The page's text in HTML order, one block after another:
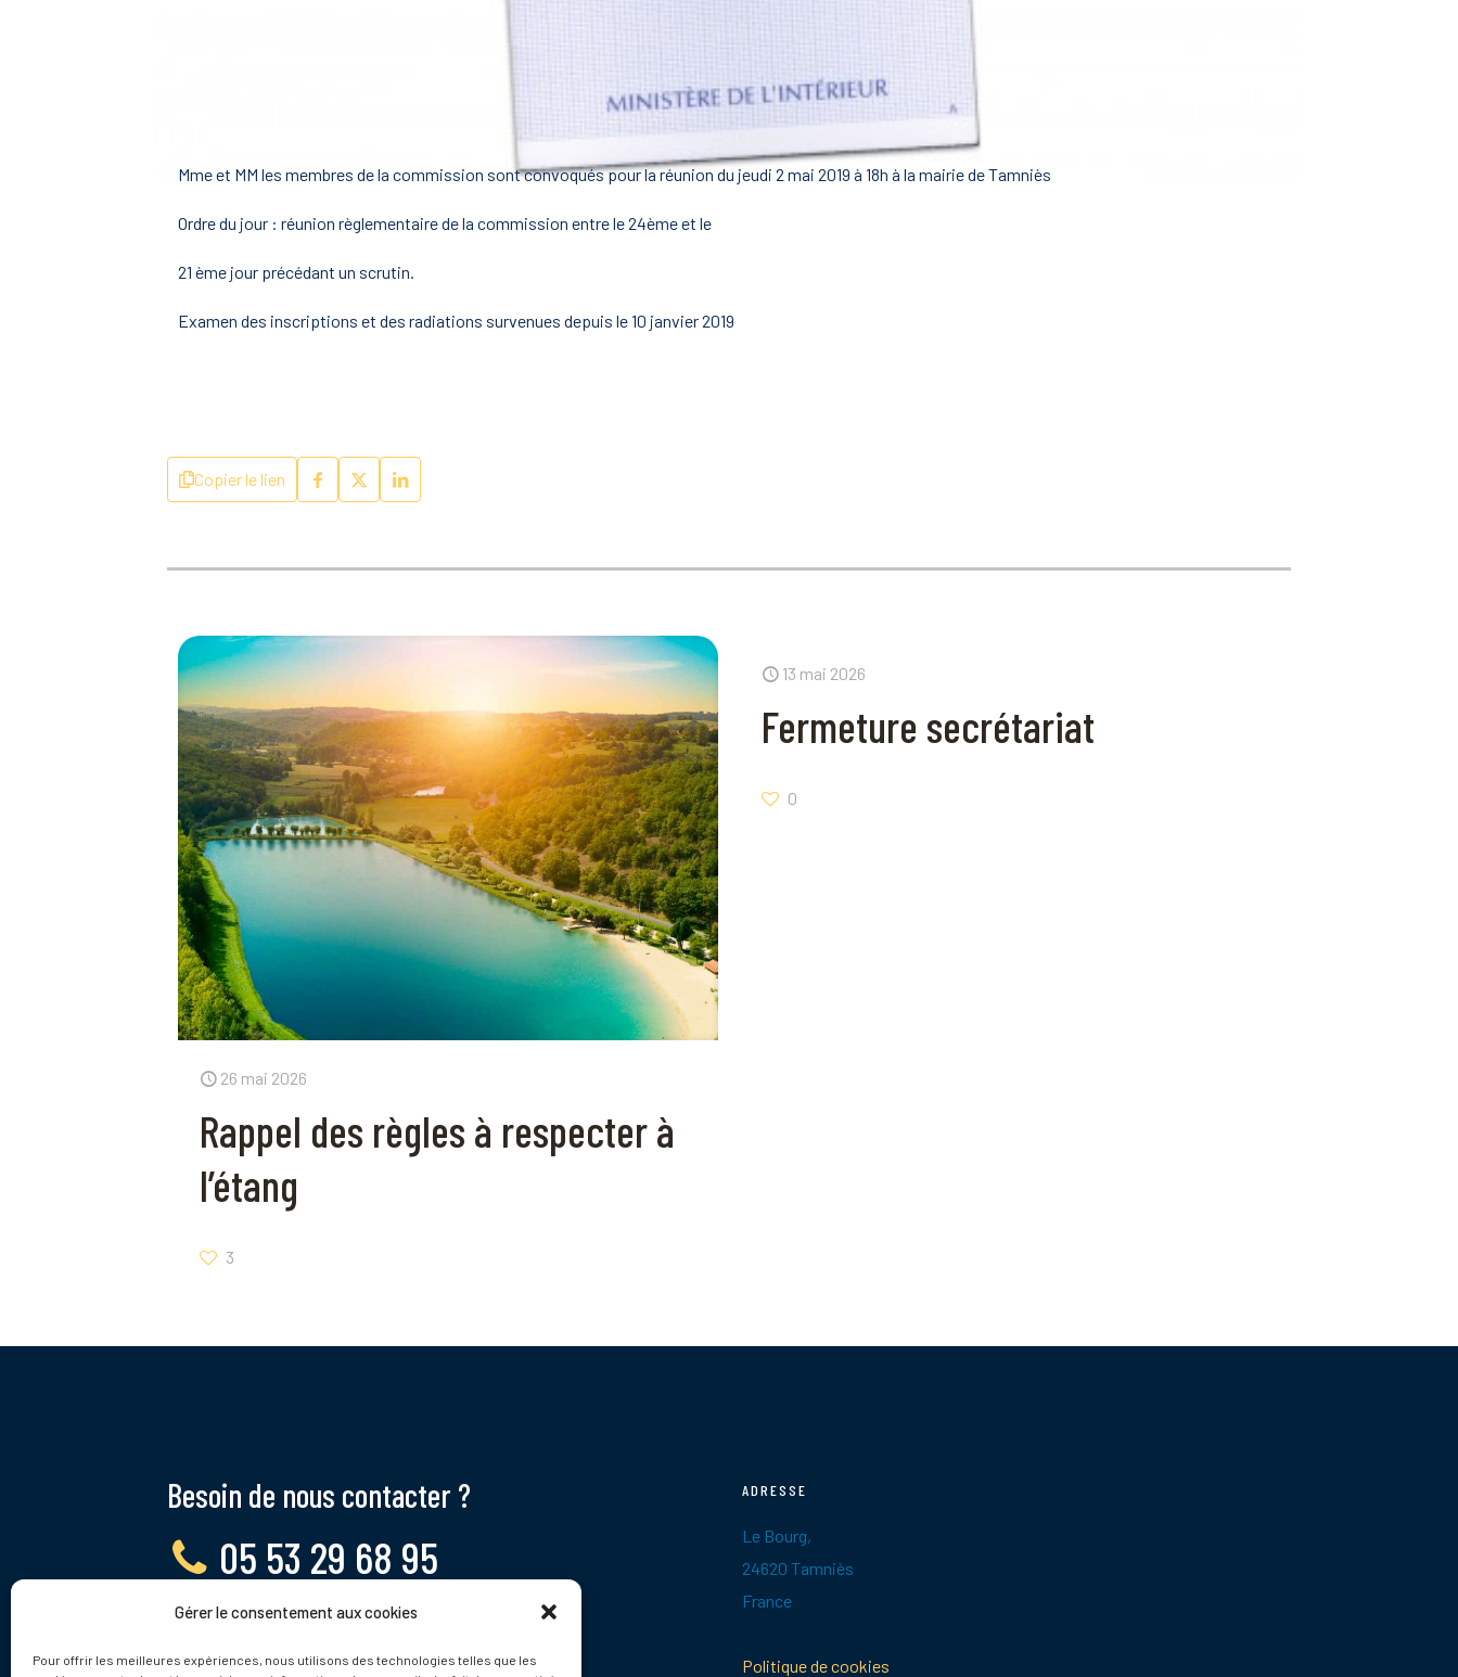
Gérer le consentement aux cookies
Pour offrir les meilleures expériences, nous utilisons des technologies telles que les
Mme et MM les membres de la commission sont convoqués pour la réunion du jeudi 2 mai 2019 à 18h à la mairie de Tamniès
Ordre du jour : réunion règlementaire de la commission entre le 24ème et le
21 ème jour précédant un scrutin.
Examen des inscriptions et des radiations survenues depuis le 10 janvier 2019
Copier le lien
26 mai 2026
Rappel des règles à respecter à
l’étang
3
13 mai 2026
Fermeture secrétariat
0
Besoin de nous contacter ?
05 53 29 68 95
Lundi - Vendredi, 9 - 12h
ADRESSE
Le Bourg,
24620 Tamniès
France
Politique de cookies